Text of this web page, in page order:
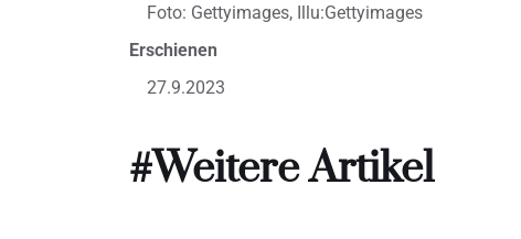
Foto: Gettyimages, Illu:Gettyimages
Erschienen
27.9.2023
#Weitere Artikel